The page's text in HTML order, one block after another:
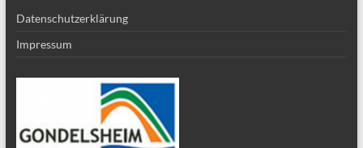
Datenschutzerklärung
Impressum